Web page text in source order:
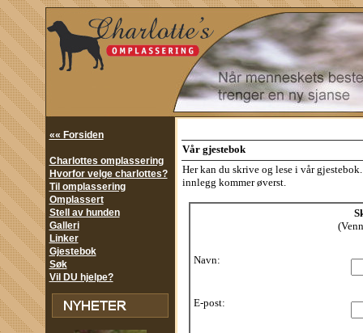
«« Forsiden
Charlottes omplassering
Hvorfor velge charlottes?
Til omplassering
Omplassert
Stell av hunden
Galleri
Linker
Gjestebok
Søk
Vil DU hjelpe?
Vår gjestebok
Her kan du skrive og lese i vår
innlegg kommer øverst.
Navn:
E-post: